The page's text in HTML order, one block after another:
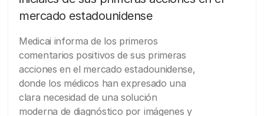
mercado estadounidense
Medicai informa de los primeros
comentarios positivos de sus primeras
acciones en el mercado estadounidense,
donde los médicos han expresado una
clara necesidad de una solución
moderna de diagnóstico por imágenes y